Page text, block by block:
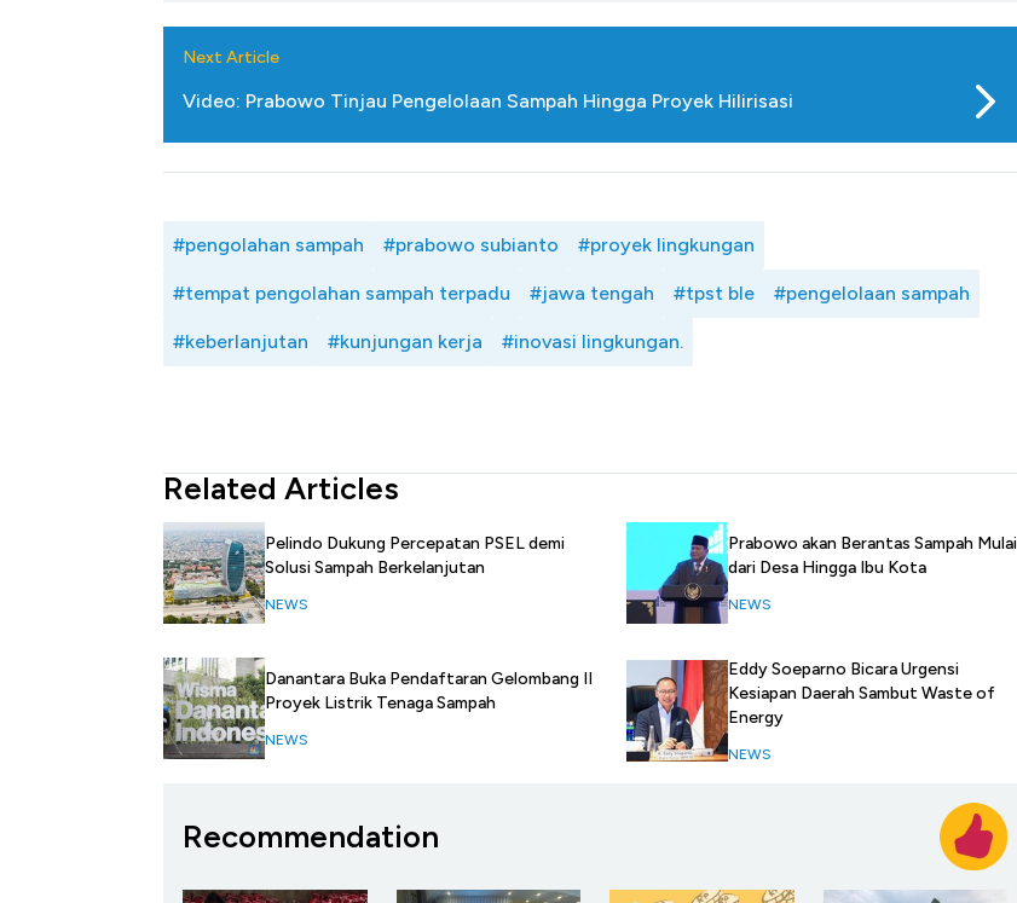
Next Article
Video: Prabowo Tinjau Pengelolaan Sampah Hingga Proyek Hilirisasi
#pengolahan sampah #prabowo subianto #proyek lingkungan
#tempat pengolahan sampah terpadu #jawa tengah #tpst ble #pengelolaan sampah
#keberlanjutan #kunjungan kerja #inovasi lingkungan.
Related Articles
Pelindo Dukung Percepatan PSEL demi
Solusi Sampah Berkelanjutan
NEWS
Danantara Buka Pendaftaran Gelombang II
Proyek Listrik Tenaga Sampah
NEWS
Prabowo akan Berantas Sampah Mulai
dari Desa Hingga Ibu Kota
NEWS
Eddy Soeparno Bicara Urgensi
Kesiapan Daerah Sambut Waste of
Energy
NEWS
Recommendation